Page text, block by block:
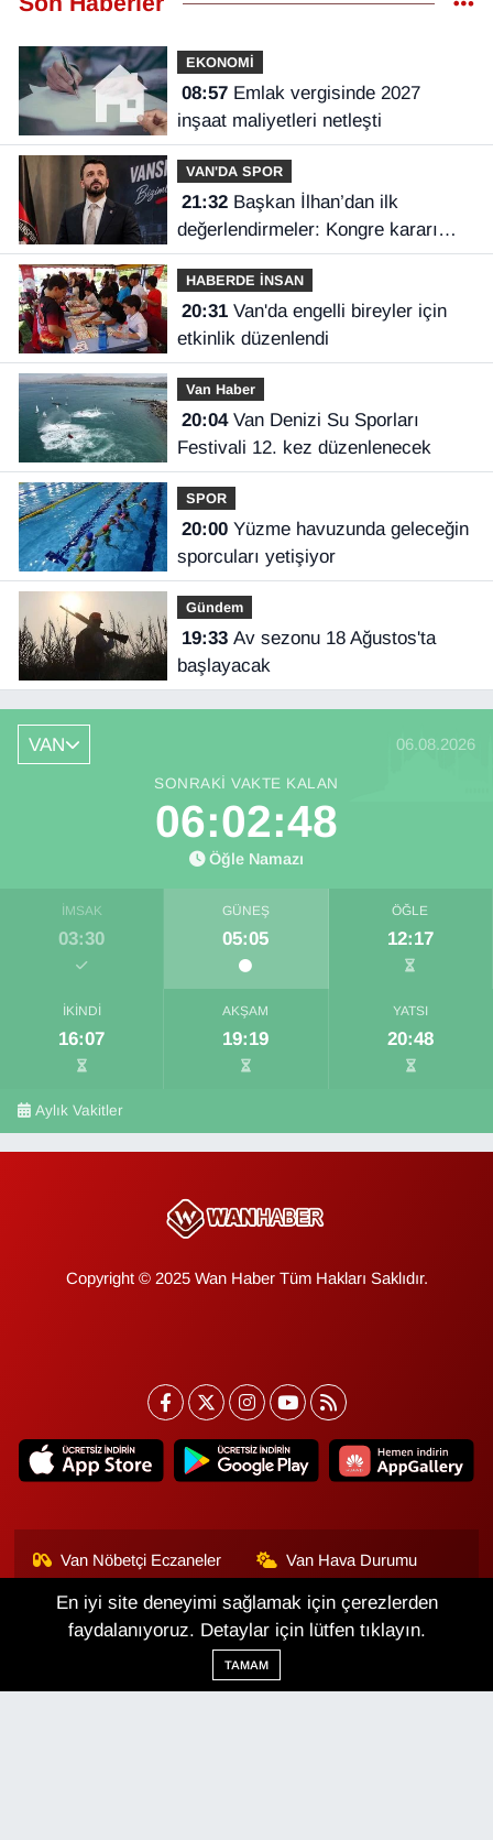
EKONOMİ
08:57Emlak vergisinde 2027
inşaat maliyetleri netleşti
VAN'DA SPOR
21:32Başkan İlhan’dan ilk
değerlendirmeler: Kongre kararı
Vanspor’u uçuruma sürükleyebilirdi!
HABERDE İNSAN
20:31Van'da engelli bireyler için
etkinlik düzenlendi
Van Haber
20:04Van Denizi Su Sporları
Festivali 12. kez düzenlenecek
SPOR
20:00Yüzme havuzunda geleceğin
sporcuları yetişiyor
Gündem
19:33Av sezonu 18 Ağustos'ta
başlayacak
VAN 06.08.2026
SONRAKI VAKTE KALAN
06:02:47
Öğle Namazı
İMSAK
03:30
GÜNEŞ
05:05
ÖĞLE
12:17
İKINDI
16:07
AKŞAM
19:19
YATSI
20:48
Aylık Vakitler
Copyright © 2025 Wan Haber Tüm Hakları Saklıdır.
Van Nöbetçi Eczaneler Van Hava Durumu
Van Namaz Vakitleri
Van Trafik Yoğunluk
Haritası
Puan Durumu ve Fikstür
En iyi site deneyimi sağlamak için çerezlerden
faydalanıyoruz. Detaylar için lütfen tıklayın.
TAMAM